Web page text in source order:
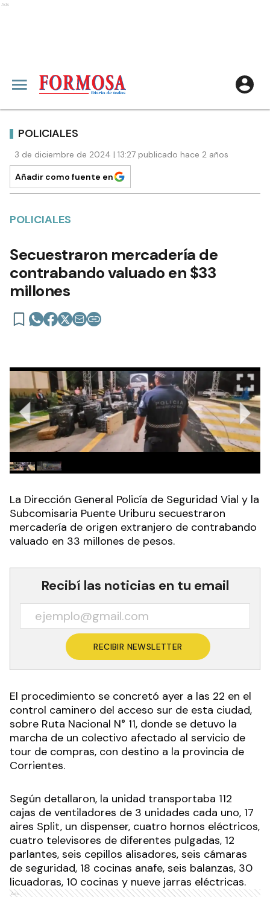
Ads
POLICIALES
3 de diciembre de 2024 | 13:27 publicado hace 2 años
Añadir como fuente en
POLICIALES
Secuestraron mercadería de
contrabando valuado en $33
millones
La Dirección General Policía de Seguridad Vial y la
Subcomisaria Puente Uriburu secuestraron
mercadería de origen extranjero de contrabando
valuado en 33 millones de pesos.
Recibí las noticias en tu email
RECIBIR NEWSLETTER
El procedimiento se concretó ayer a las 22 en el
control caminero del acceso sur de esta ciudad,
sobre Ruta Nacional N° 11, donde se detuvo la
marcha de un colectivo afectado al servicio de
tour de compras, con destino a la provincia de
Corrientes.
Según detallaron, la unidad transportaba 112
cajas de ventiladores de 3 unidades cada uno, 17
aires Split, un dispenser, cuatro hornos eléctricos,
cuatro televisores de diferentes pulgadas, 12
parlantes, seis cepillos alisadores, seis cámaras
de seguridad, 18 cocinas anafe, seis balanzas, 30
licuadoras, 10 cocinas y nueve jarras eléctricas.
Ads